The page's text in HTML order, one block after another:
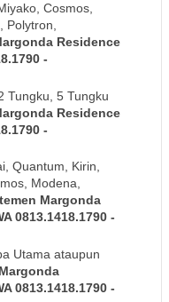
Cosmos,
Polytron,
Residence
-
Tungku, 5 Tungku
Residence
-
Quantum, Kirin,
Modena,
Margonda
0813.1418.1790 -
Utama ataupun
0813.1418.1790 -